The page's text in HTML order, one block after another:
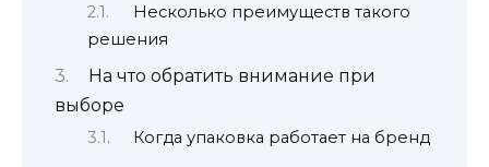
Несколько преимуществ такого
решения
На что обратить внимание при
выборе
Когда упаковка работает на бренд